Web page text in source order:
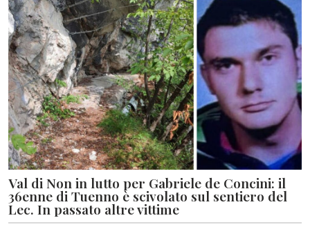
Val di Non in lutto per Gabriele de Concini: il
36enne di Tuenno è scivolato sul sentiero del
Lec. In passato altre vittime